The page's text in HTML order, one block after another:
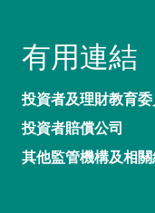
有用連結
投資者及理財教育
投資者賠償公司
其他監管機構及相